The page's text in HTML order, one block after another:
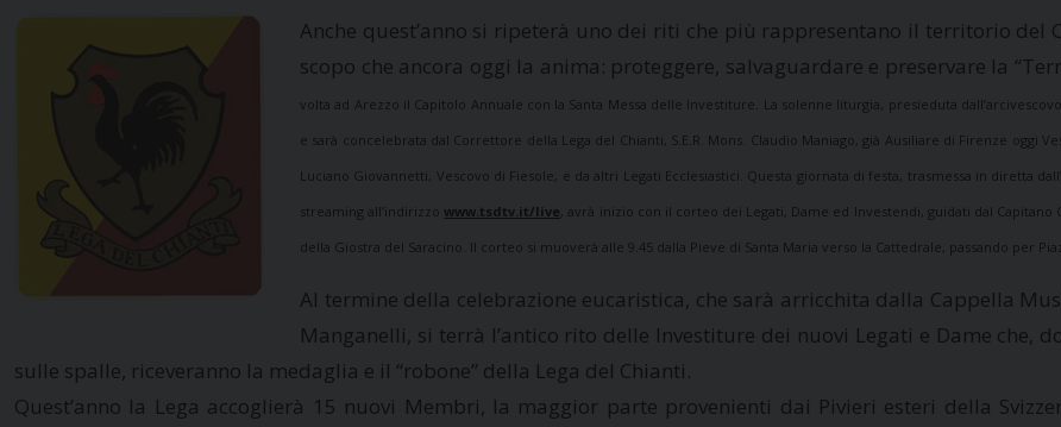
Anche quest’anno si ripeterà uno dei riti che più rappresentano il territorio del
scopo che ancora oggi la anima: proteggere, salvaguardare e preservare la
volta ad Arezzo il Capitolo Annuale con la Santa Messa delle Investiture. La solenne liturgia, presieduta
e sarà concelebrata dal Correttore della Lega del Chianti, S.E.R. Mons. Claudio Maniago, già Ausiliare di Firenze oggi
Luciano Giovannetti, Vescovo di Fiesole, e da altri Legati Ecclesiastici. Questa giornata di festa, trasmessa in diretta
streaming all’indirizzo www.tsdtv.it/live , avrà inizio con il corteo dei Legati, Dame ed Investendi, guidati dal
della Giostra del Saracino. Il corteo si muoverà alle 9.45 dalla Pieve di Santa Maria verso la Cattedrale, passando per
Al termine della celebrazione eucaristica, che sarà arricchita dalla Cappella
Manganelli, si terrà l’antico rito delle Investiture dei nuovi Legati e Dame che,
sulle spalle, riceveranno la medaglia e il “robone” della Lega del Chianti.
Quest’anno la Lega accoglierà 15 nuovi Membri, la maggior parte provenienti dai Pivieri esteri della